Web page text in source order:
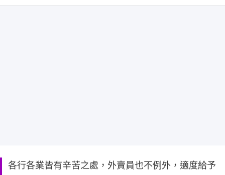
各行各業皆有辛苦之處，外賣員也不例外，適度給予